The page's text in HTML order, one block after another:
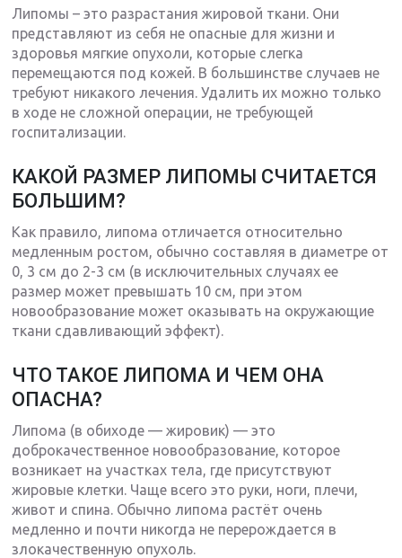
Липомы – это разрастания жировой ткани. Они
представляют из себя не опасные для жизни и
здоровья мягкие опухоли, которые слегка
перемещаются под кожей. В большинстве случаев не
требуют никакого лечения. Удалить их можно только
в ходе не сложной операции, не требующей
госпитализации.
КАКОЙ РАЗМЕР ЛИПОМЫ СЧИТАЕТСЯ
БОЛЬШИМ?
Как правило, липома отличается относительно
медленным ростом, обычно составляя в диаметре от
0, 3 см до 2-3 см (в исключительных случаях ее
размер может превышать 10 см, при этом
новообразование может оказывать на окружающие
ткани сдавливающий эффект).
ЧТО ТАКОЕ ЛИПОМА И ЧЕМ ОНА
ОПАСНА?
Липома (в обиходе — жировик) — это
доброкачественное новообразование, которое
возникает на участках тела, где присутствуют
жировые клетки. Чаще всего это руки, ноги, плечи,
живот и спина. Обычно липома растёт очень
медленно и почти никогда не перерождается в
злокачественную опухоль.